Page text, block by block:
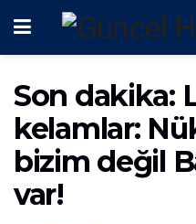
Son dakika:
kelamlar:
bizim değil
var!